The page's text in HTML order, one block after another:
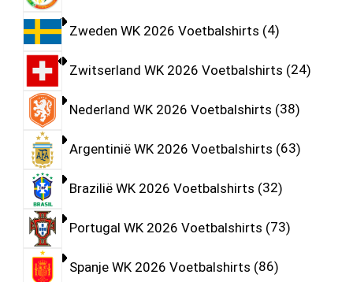
Zweden WK 2026 Voetbalshirts 4
Zwitserland WK 2026 Voetbalshirts 24
Nederland WK 2026 Voetbalshirts 38
Argentinië WK 2026 Voetbalshirts 63
Brazilië WK 2026 Voetbalshirts 32
Portugal WK 2026 Voetbalshirts 73
Spanje WK 2026 Voetbalshirts 86